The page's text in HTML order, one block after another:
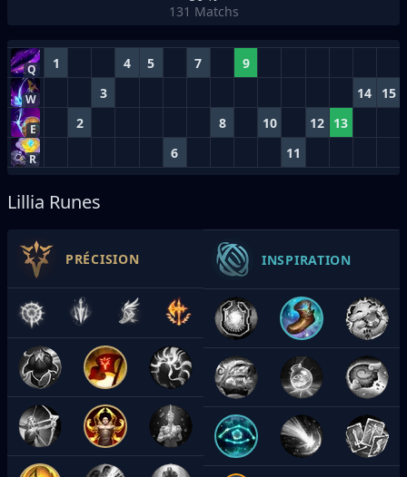
131 Matchs
Q 1 4 5 7 9
W 3 14 15
E 2 8 10 12 13
R 6 11
Lillia Runes
PRÉCISION INSPIRATION